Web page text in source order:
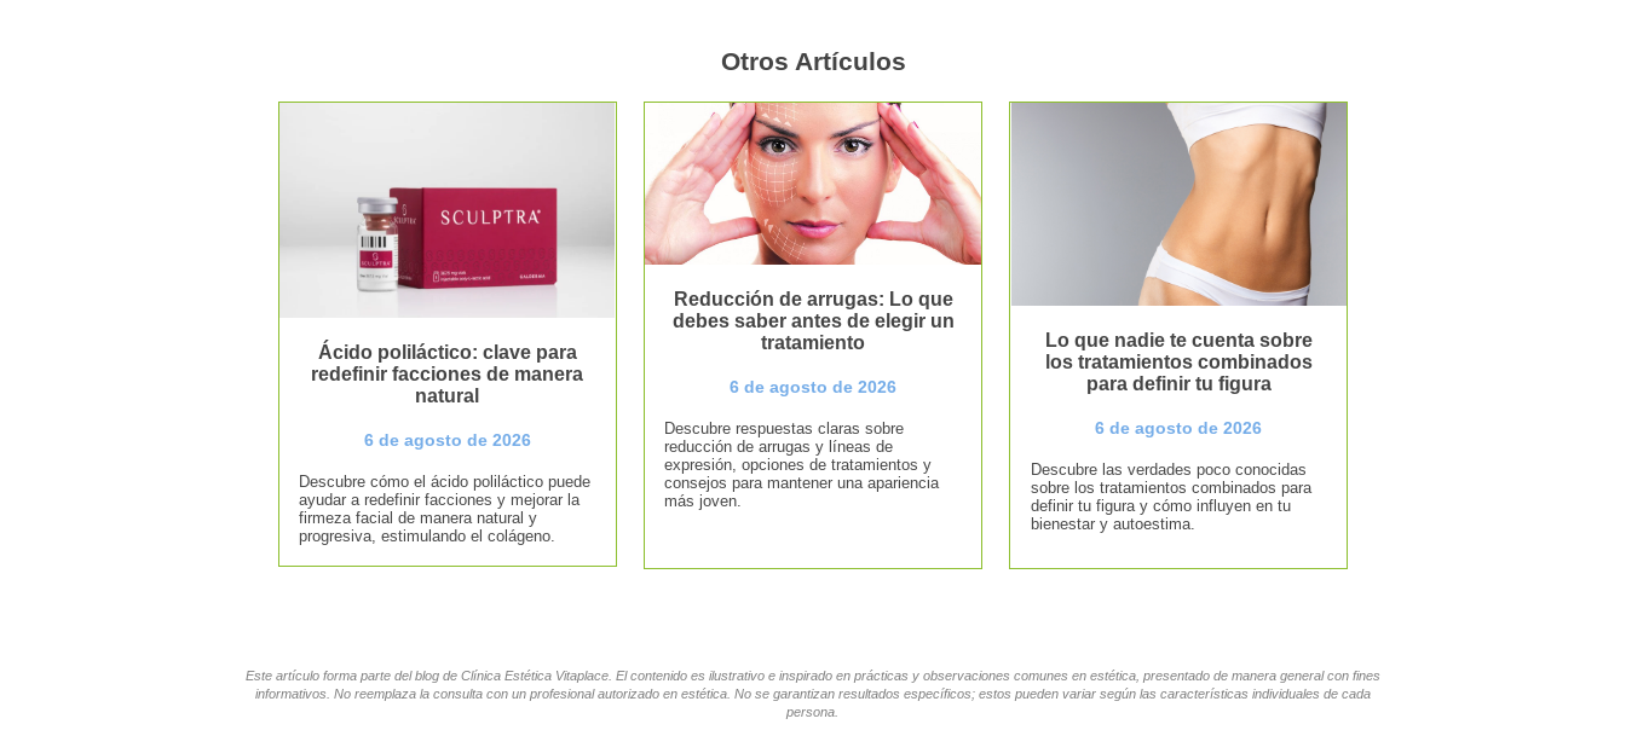
Otros Artículos
Ácido poliláctico: clave para
redefinir facciones de manera
natural
6 de agosto de 2026
Descubre cómo el ácido poliláctico puede
ayudar a redefinir facciones y mejorar la
firmeza facial de manera natural y
progresiva, estimulando el colágeno.
Reducción de arrugas: Lo que
debes saber antes de elegir un
tratamiento
6 de agosto de 2026
Descubre respuestas claras sobre
reducción de arrugas y líneas de
expresión, opciones de tratamientos y
consejos para mantener una apariencia
más joven.
Lo que nadie te cuenta sobre
los tratamientos combinados
para definir tu figura
6 de agosto de 2026
Descubre las verdades poco conocidas
sobre los tratamientos combinados para
definir tu figura y cómo influyen en tu
bienestar y autoestima.
Este artículo forma parte del blog de Clínica Estética Vitaplace. El contenido es ilustrativo e inspirado en prácticas y observaciones comunes en estética, presentado de manera general con fines
informativos. No reemplaza la consulta con un profesional autorizado en estética. No se garantizan resultados específicos; estos pueden variar según las características individuales de cada
persona.